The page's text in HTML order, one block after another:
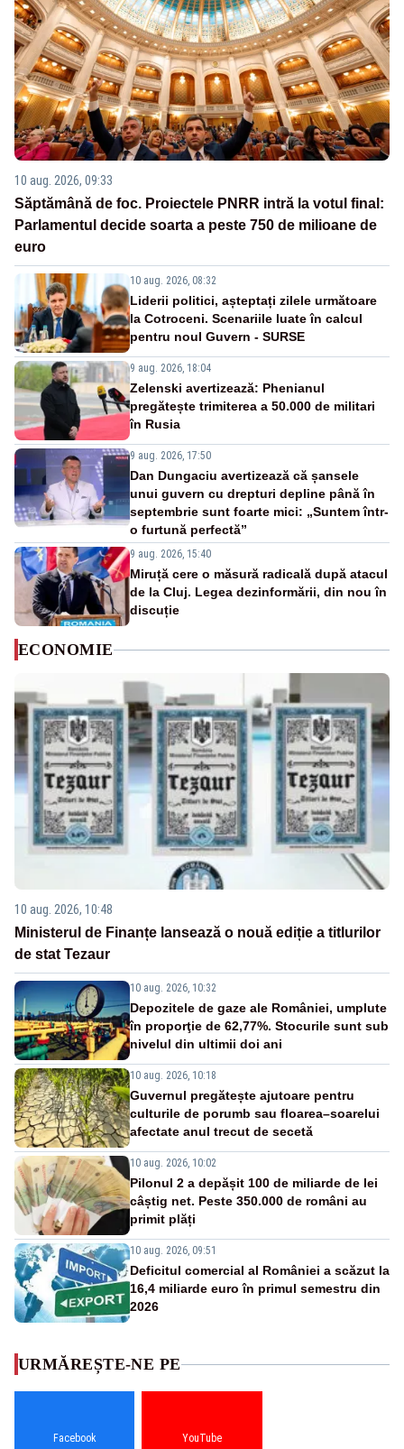
10 aug. 2026, 09:33
Săptămână de foc. Proiectele PNRR intră la votul final:
Parlamentul decide soarta a peste 750 de milioane de
euro
10 aug. 2026, 08:32
Liderii politici, așteptați zilele următoare
la Cotroceni. Scenariile luate în calcul
pentru noul Guvern - SURSE
9 aug. 2026, 18:04
Zelenski avertizează: Phenianul
pregătește trimiterea a 50.000 de militari
în Rusia
9 aug. 2026, 17:50
Dan Dungaciu avertizează că șansele
unui guvern cu drepturi depline până în
septembrie sunt foarte mici: „Suntem într-
o furtună perfectă”
9 aug. 2026, 15:40
Miruță cere o măsură radicală după atacul
de la Cluj. Legea dezinformării, din nou în
discuție
ECONOMIE
10 aug. 2026, 10:48
Ministerul de Finanțe lansează o nouă ediție a titlurilor
de stat Tezaur
10 aug. 2026, 10:32
Depozitele de gaze ale României, umplute
în proporţie de 62,77%. Stocurile sunt sub
nivelul din ultimii doi ani
10 aug. 2026, 10:18
Guvernul pregătește ajutoare pentru
culturile de porumb sau floarea–soarelui
afectate anul trecut de secetă
10 aug. 2026, 10:02
Pilonul 2 a depășit 100 de miliarde de lei
câștig net. Peste 350.000 de români au
primit plăți
10 aug. 2026, 09:51
Deficitul comercial al României a scăzut la
16,4 miliarde euro în primul semestru din
2026
URMĂREȘTE-NE PE
Facebook YouTube